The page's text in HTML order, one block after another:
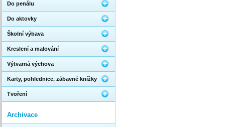
Do penálu
Do aktovky
Školní výbava
Kreslení a malování
Výtvarná výchova
Karty, pohlednice, zábavné knížky
Tvoření
Archivace